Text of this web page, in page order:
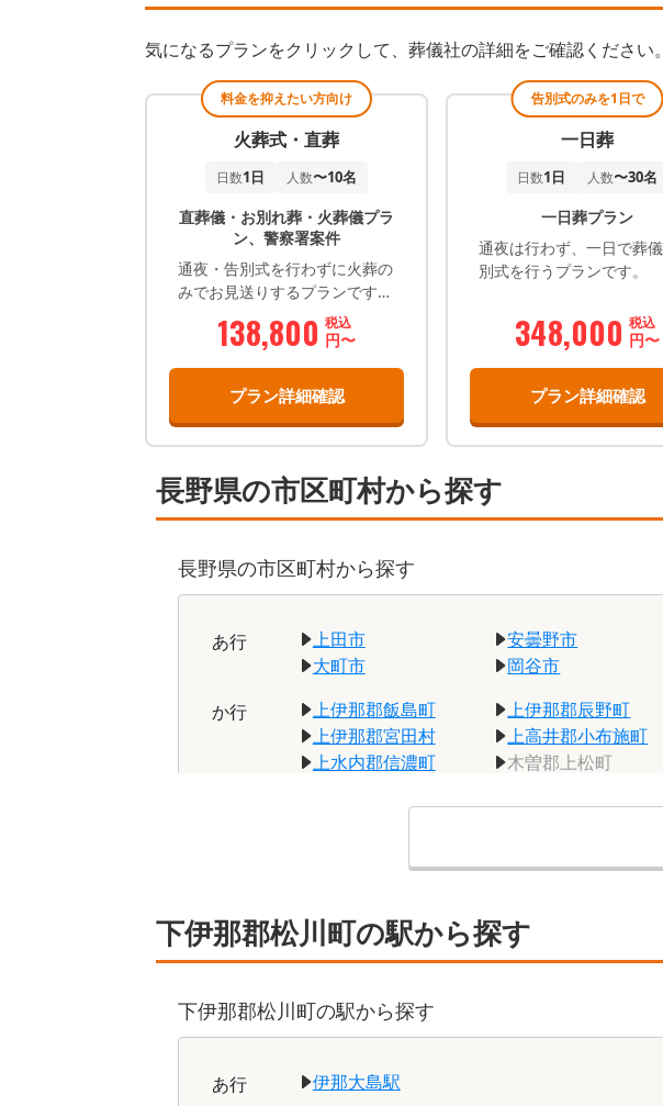
気になるプランをクリックして、葬儀社の詳細をご確認ください。
料金を抑えたい方向け
火葬式・直葬
日数1日 人数〜10名
直葬儀・お別れ葬・火葬儀プラ
ン、警察署案件
通夜・告別式を行わずに火葬の
みでお見送りするプランです。
弊社で安置をしまして、火葬当
日に火葬場で 最後のお顔を見
香、感謝の言葉など含めお別れ
して頂きます その後収骨をし
て解散となります。
138,800 税込
円〜
プラン詳細確認
告別式のみを1日で
一日葬
日数1日 人数〜30名
一日葬プラン
通夜は行わず、一日で葬
別式を行うプランです。
348,000 税込
円〜
プラン詳細確認
長野県の市区町村から探す
長野県の市区町村から探す
あ行 上田市 安曇野市
大町市
岡谷市
か行 上伊那郡飯島町 上伊那郡辰野町
上伊那郡宮田村
上高井郡小布施町
上水内郡信濃町
木曽郡上松町
北安曇郡松川村
北佐久郡軽井沢町
下伊那郡根羽村
下伊那郡平谷村
下高井郡野沢温泉村
下高井郡山ノ内町
た行 小県郡青木村 小県郡長和町
な行 中野市
下伊那郡松川町の駅から探す
下伊那郡松川町の駅から探す
あ行
伊那大島駅